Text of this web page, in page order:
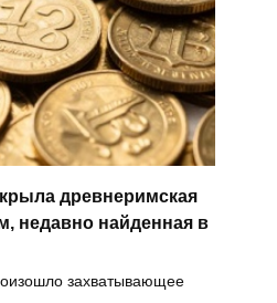
древнеримская
недавно найденная в
захватывающее